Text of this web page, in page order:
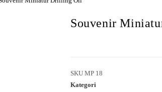
Souvenir
SKU MP 18
Kategori